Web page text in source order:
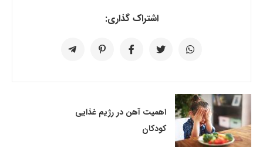
اشتراک گذاری:
اهمیت آهن در رژیم غذایی
کودکان